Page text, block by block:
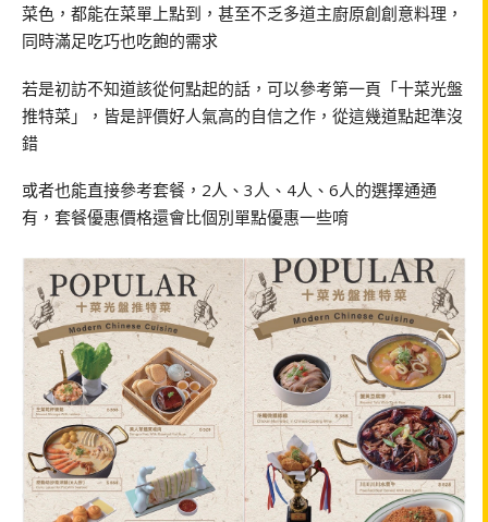
菜色，都能在菜單上點到，甚至不乏多道主廚原創創意料理，
同時滿足吃巧也吃飽的需求
若是初訪不知道該從何點起的話，可以參考第一頁「十菜光盤
推特菜」，皆是評價好人氣高的自信之作，從這幾道點起準沒
錯
或者也能直接參考套餐，2人、3人、4人、6人的選擇通通
有，套餐優惠價格還會比個別單點優惠一些唷